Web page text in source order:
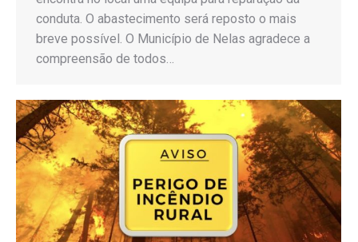
conduta. O abastecimento será reposto o mais
breve possível. O Município de Nelas agradece a
compreensão de todos…